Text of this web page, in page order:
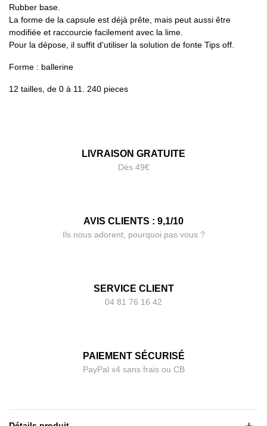
Rubber base.
La forme de la capsule est déjà prête, mais peut aussi être
modifiée et raccourcie facilement avec la lime.
Pour la dépose, il suffit d'utiliser la solution de fonte Tips off.
Forme : ballerine
12 tailles, de 0 à 11. 240 pieces
LIVRAISON GRATUITE
Dès 49€
AVIS CLIENTS : 9,1/10
Ils nous adorent, pourquoi pas vous ?
SERVICE CLIENT
04 81 76 16 42
PAIEMENT SÉCURISÉ
PayPal x4 sans frais ou CB